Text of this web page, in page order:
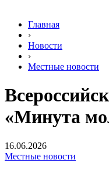
Главная
›
Новости
›
Местные новости
«Минута
16.06.2026
Местные новости